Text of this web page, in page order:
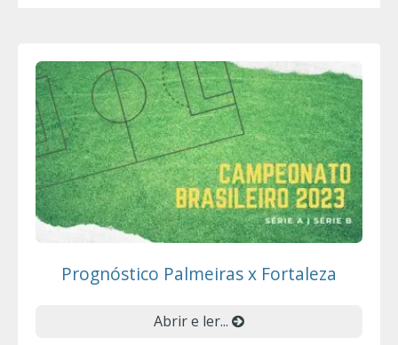
Prognóstico Palmeiras x Fortaleza
Abrir e ler...